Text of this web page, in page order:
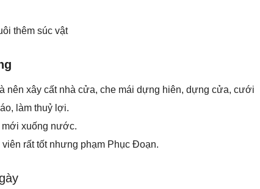
thêm súc vật
nên xây cất nhà cửa, che mái dựng hiên, dựng cửa, cưới
làm thuỷ lợi.
mới xuống nước.
rất tốt nhưng phạm Phục Đoạn.